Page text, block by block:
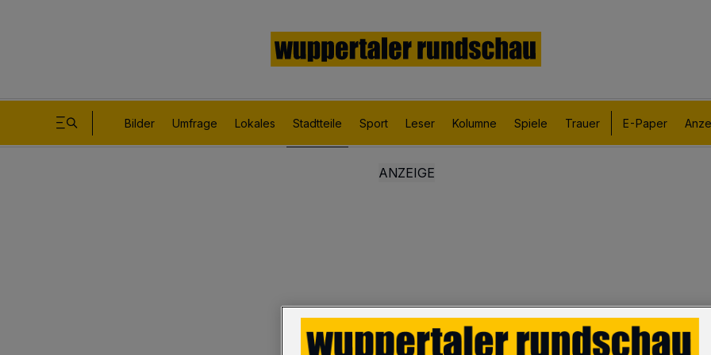
Bilder Umfrage Lokales Stadtteile Sport Leser Kolumne Spiele Trauer E-Paper